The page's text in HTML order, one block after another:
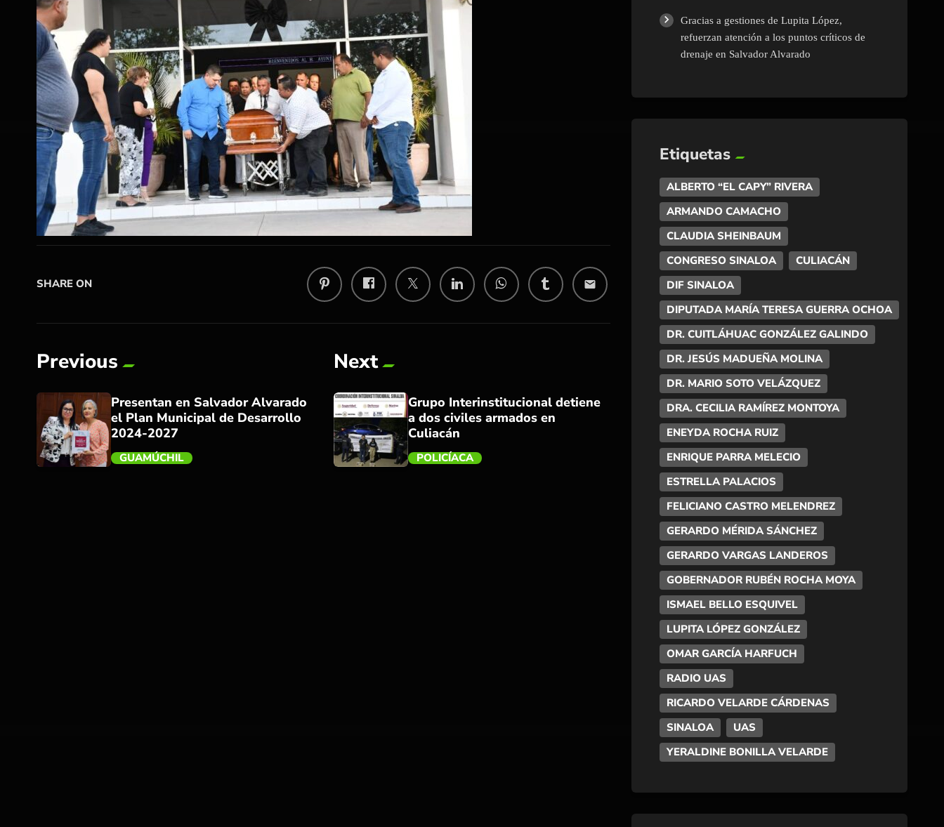
SHARE ON email
Previous
Presentan en Salvador Alvarado
el Plan Municipal de Desarrollo
2024-2027
GUAMÚCHIL
Next
Grupo Interinstitucional detiene
a dos civiles armados en
Culiacán
POLICÍACA
Gracias a gestiones de Lupita López,
refuerzan atención a los puntos críticos de
drenaje en Salvador Alvarado
Etiquetas
ALBERTO “EL CAPY” RIVERA
ARMANDO CAMACHO
CLAUDIA SHEINBAUM
CONGRESO SINALOA
CULIACÁN
DIF SINALOA
DIPUTADA MARÍA TERESA GUERRA OCHOA
DR. CUITLÁHUAC GONZÁLEZ GALINDO
DR. JESÚS MADUEÑA MOLINA
DR. MARIO SOTO VELÁZQUEZ
DRA. CECILIA RAMÍREZ MONTOYA
ENEYDA ROCHA RUIZ
ENRIQUE PARRA MELECIO
ESTRELLA PALACIOS
FELICIANO CASTRO MELENDREZ
GERARDO MÉRIDA SÁNCHEZ
GERARDO VARGAS LANDEROS
GOBERNADOR RUBÉN ROCHA MOYA
ISMAEL BELLO ESQUIVEL
LUPITA LÓPEZ GONZÁLEZ
OMAR GARCÍA HARFUCH
RADIO UAS
RICARDO VELARDE CÁRDENAS
SINALOA
UAS
YERALDINE BONILLA VELARDE